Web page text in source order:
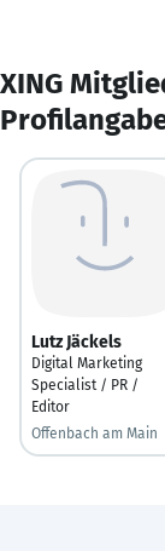
XING
Lutz Jäckels
Digital Marketing
Specialist / PR /
Editor
Offenbach am Main